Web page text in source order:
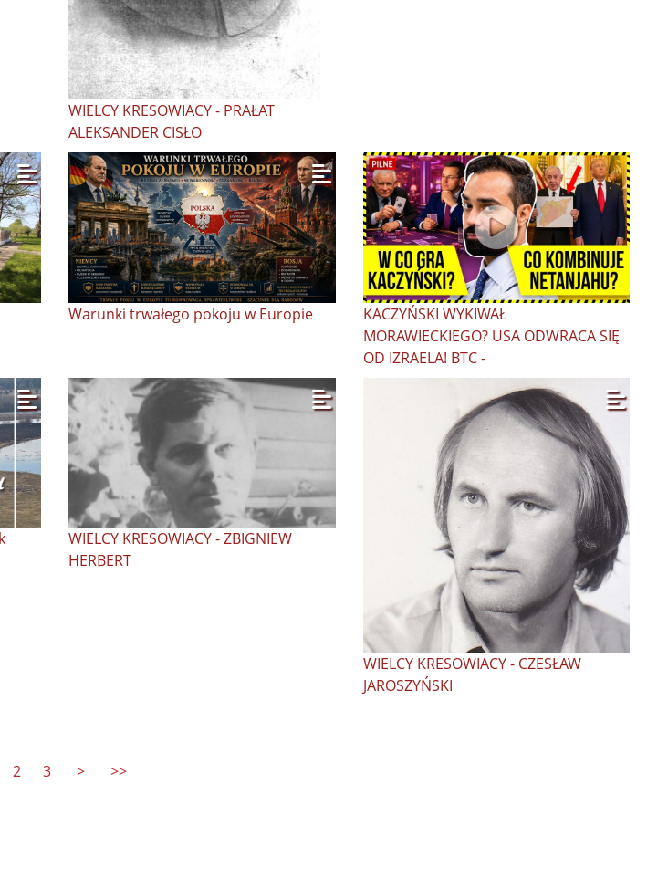
WIELCY KRESOWIACY - PRAŁAT
ALEKSANDER CISŁO
Warunki trwałego pokoju w Europie
KACZYŃSKI WYKIWAŁ
MORAWIECKIEGO? USA ODWRACA SIĘ
OD IZRAELA! BTC -
WIELCY KRESOWIACY - ZBIGNIEW
HERBERT
WIELCY KRESOWIACY - CZESŁAW
JAROSZYŃSKI
2 3 > >>